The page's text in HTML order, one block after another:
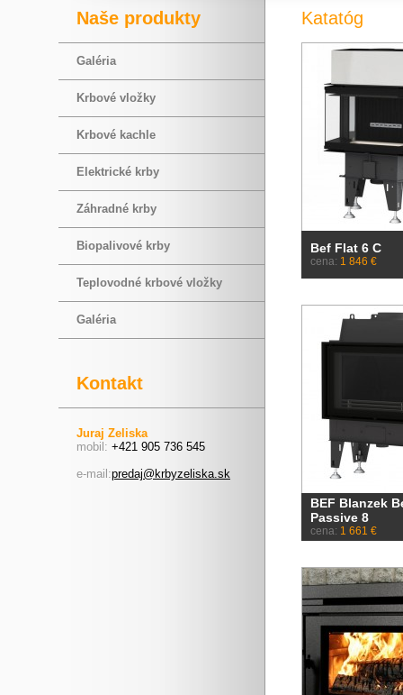
Naše produkty
Galéria
Krbové vložky
Krbové kachle
Elektrické krby
Záhradné krby
Biopalivové krby
Teplovodné krbové vložky
Galéria
Kontakt
Juraj Zeliska
mobil: +421 905 736 545
e-mail:predaj@krbyzeliska.sk
Katatóg
Bef Flat 6 C
cena: 1 846 €
BEF Blanzek
Passive 8
cena: 1 661 €